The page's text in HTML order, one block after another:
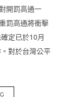
開罰高通一
罰高通將衝擊
定已於10月
對於台灣公平